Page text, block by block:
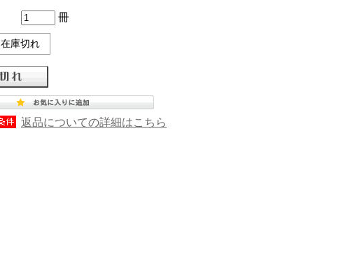
冊
在庫切れ
返品についての詳細はこちら